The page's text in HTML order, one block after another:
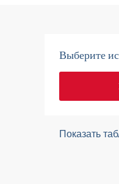
Выберите
Показать